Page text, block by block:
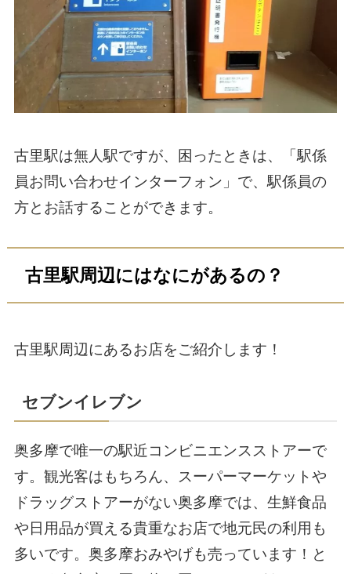
古里駅は無人駅ですが、困ったときは、「駅係
員お問い合わせインターフォン」で、駅係員の
方とお話することができます。
古里駅周辺にはなにがあるの？
古里駅周辺にあるお店をご紹介します！
セブンイレブン
奥多摩で唯一の駅近コンビニエンスストアーで
す。観光客はもちろん、スーパーマーケットや
ドラッグストアーがない奥多摩では、生鮮食品
や日用品が買える貴重なお店で地元民の利用も
多いです。奥多摩おみやげも売っています！と